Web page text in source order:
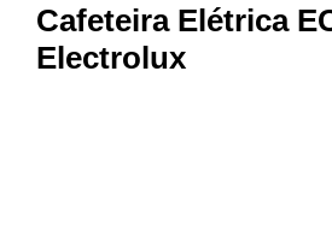
Cafeteira Elétrica
Electrolux